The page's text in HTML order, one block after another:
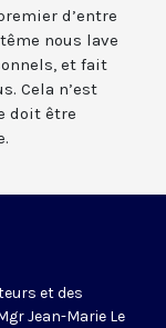
d’entre
nous lave
et fait
Cela n’est
doit être
et des
Jean-Marie Le